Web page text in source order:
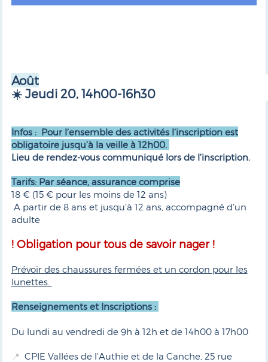
Août
☀️ Jeudi 20, 14h00-16h30
Infos : Pour l’ensemble des activités l’inscription est
obligatoire jusqu’à la veille à 12h00.
Lieu de rendez-vous communiqué lors de l’inscription.
Tarifs: Par séance, assurance comprise
18 € (15 € pour les moins de 12 ans)
A partir de 8 ans et jusqu’à 12 ans, accompagné d’un
adulte
! Obligation pour tous de savoir nager !
Prévoir des chaussures fermées et un cordon pour les
lunettes.
Renseignements et Inscriptions :
Du lundi au vendredi de 9h à 12h et de 14h00 à 17h00
📍 CPIE Vallées de l’Authie et de la Canche, 25 rue